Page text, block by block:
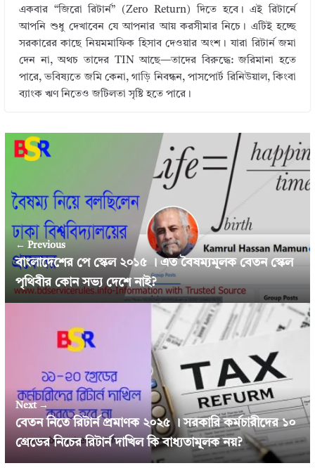
একবার “জিরো রিটার্ন” (Zero Return) দিতে হবে। এই রিটার্নে
আপনি শুধু দেখাবেন যে আপনার আয় করসীমার নিচে। এটিই হচ্ছে
সরকারের কাছে নিয়মমাফিক হিসাব দেওয়ার অংশ। যারা রিটার্ন জমা
দেন না, অথচ তাদের TIN আছে—তাদের বিরুদ্ধে: জরিমানা হতে
পারে, ভবিষ্যতে জমি কেনা, গাড়ি নিবন্ধন, পাসপোর্ট রিনিউয়াল, কিংবা
ব্যাংক ঋণ নিতেও জটিলতা সৃষ্টি হতে পারে।
← Previous
বাংলাদেশের পে স্কেল ২০১৫ । এত বৈষম্যমূলক বেতন স্কেল
পৃথিবীর কোন সভ্য দেশে নাই?
Next →
বেতন নিতে রিটার্ন প্রমাণক ২০২৫ । সরকারি কর্মচারীদের ১০
গ্রেডের নিচের রিটার্ন দাখিল কি বাধ্যতামূলক নয়?